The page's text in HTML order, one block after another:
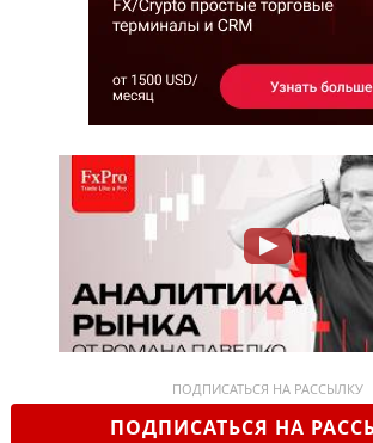
ПОДПИСАТЬСЯ НА РАССЫЛКУ
ПОДПИСАТЬСЯ НА